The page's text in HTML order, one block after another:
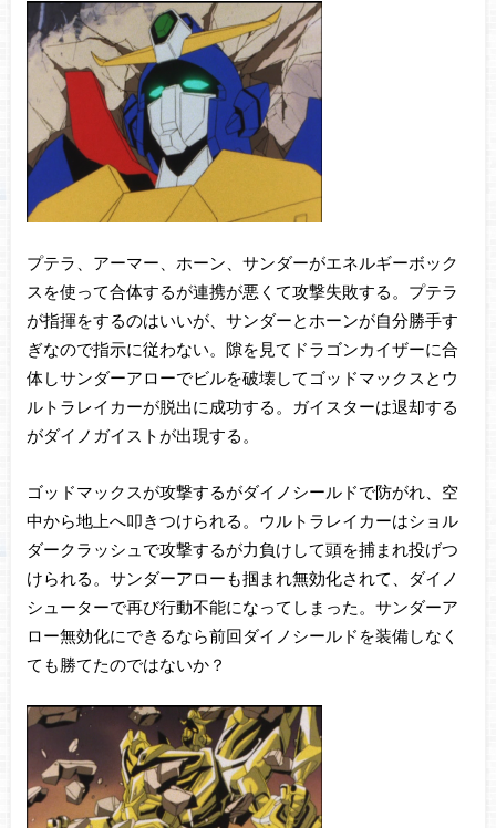
プテラ、アーマー、ホーン、サンダーがエネルギーボック
スを使って合体するが連携が悪くて攻撃失敗する。プテラ
が指揮をするのはいいが、サンダーとホーンが自分勝手す
ぎなので指示に従わない。隙を見てドラゴンカイザーに合
体しサンダーアローでビルを破壊してゴッドマックスとウ
ルトラレイカーが脱出に成功する。ガイスターは退却する
がダイノガイストが出現する。
ゴッドマックスが攻撃するがダイノシールドで防がれ、空
中から地上へ叩きつけられる。ウルトラレイカーはショル
ダークラッシュで攻撃するが力負けして頭を捕まれ投げつ
けられる。サンダーアローも掴まれ無効化されて、ダイノ
シューターで再び行動不能になってしまった。サンダーア
ロー無効化にできるなら前回ダイノシールドを装備しなく
ても勝てたのではないか？